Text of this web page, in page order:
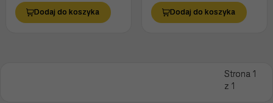
Dodaj do koszyka Dodaj do koszyka
Strona 1
z 1